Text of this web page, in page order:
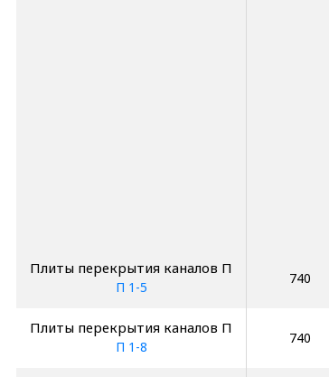
Плиты перекрытия каналов П
П 1-5
740
Плиты перекрытия каналов П
П 1-8
740